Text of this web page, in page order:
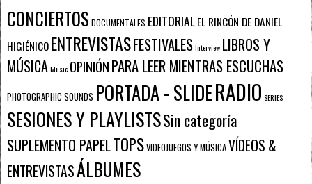
CONCIERTOS DOCUMENTALES EDITORIALEL RINCÓN DE DANIEL
HIGIÉNICOENTREVISTASFESTIVALESInterview LIBROS Y
MÚSICAMusic OPINIÓNPARA LEER MIENTRAS ESCUCHAS
PHOTOGRAPHIC SOUNDS PORTADA - SLIDERADIO SERIES
SESIONES Y PLAYLISTSSin categoría
SUPLEMENTO PAPELTOPSVIDEOJUEGOS Y MÚSICAVÍDEOS &
ENTREVISTASÁLBUMES